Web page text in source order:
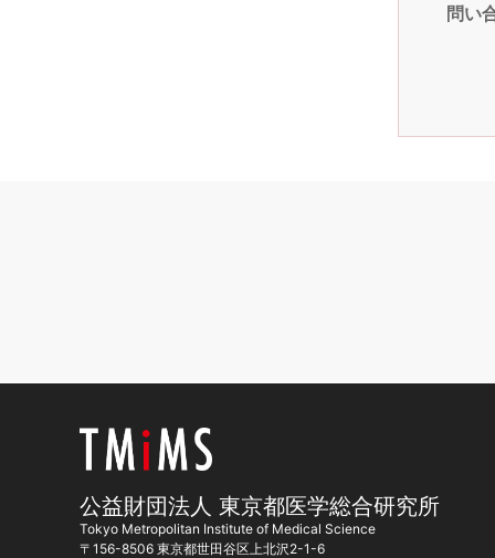
問い
公益財団法人 東京都医学総合研究所
Tokyo Metropolitan Institute of Medical Science
〒156-8506 東京都世田谷区上北沢2-1-6